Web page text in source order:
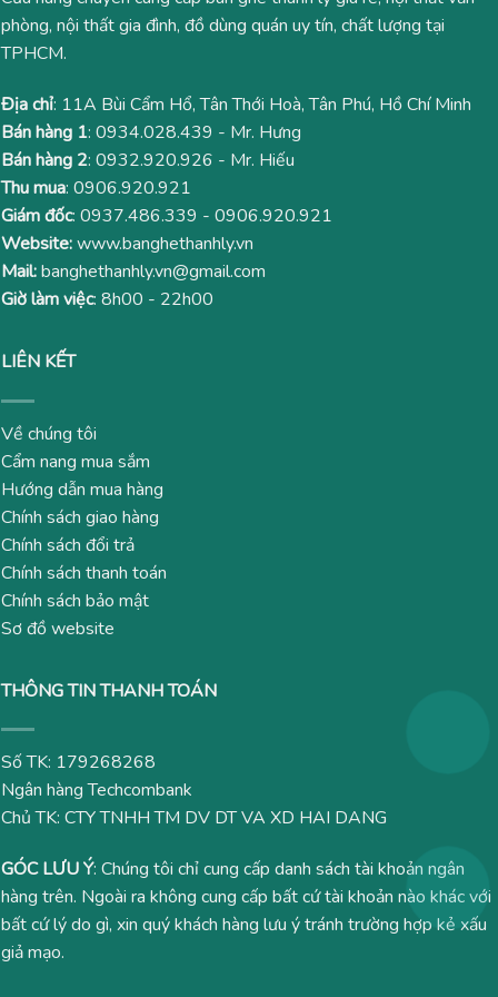
phòng, nội thất gia đình, đồ dùng quán uy tín, chất lượng tại
TPHCM.
Địa chỉ: 11A Bùi Cẩm Hổ, Tân Thới Hoà, Tân Phú, Hồ Chí Minh
Bán hàng 1: 0934.028.439 - Mr. Hưng
Bán hàng 2: 0932.920.926 - Mr. Hiếu
Thu mua: 0906.920.921
Giám đốc: 0937.486.339 - 0906.920.921
Website:www.banghethanhly.vn
Mail:banghethanhly.vn@gmail.com
Giờ làm việc: 8h00 - 22h00
LIÊN KẾT
Về chúng tôi
Cẩm nang mua sắm
Hướng dẫn mua hàng
Chính sách giao hàng
Chính sách đổi trả
Chính sách thanh toán
Chính sách bảo mật
Sơ đồ website
THÔNG TIN THANH TOÁN
Số TK: 179268268
Ngân hàng Techcombank
Chủ TK: CTY TNHH TM DV DT VA XD HAI DANG
GÓC LƯU Ý: Chúng tôi chỉ cung cấp danh sách tài khoản ngân
hàng trên. Ngoài ra không cung cấp bất cứ tài khoản nào khác với
bất cứ lý do gì, xin quý khách hàng lưu ý tránh trường hợp kẻ xấu
giả mạo.